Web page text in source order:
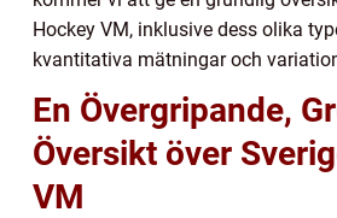
Hockey VM, inklusive dess olika
kvantitativa mätningar och
En Övergripande,
Översikt över
VM